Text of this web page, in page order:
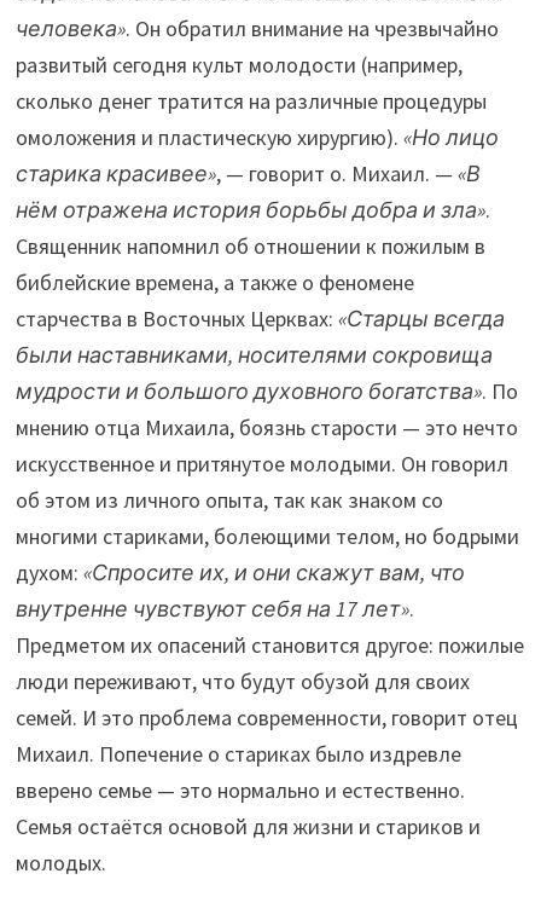
человека». Он обратил внимание на чрезвычайно
развитый сегодня культ молодости (например,
сколько денег тратится на различные процедуры
омоложения и пластическую хирургию).«Но лицо
старика красивее», — говорит о. Михаил. —«В
нём отражена история борьбы добра и зла».
Священник напомнил об отношении к пожилым в
библейские времена, а также о феномене
старчества в Восточных Церквах:«Старцы всегда
были наставниками, носителями сокровища
мудрости и большого духовного богатства». По
мнению отца Михаила, боязнь старости — это нечто
искусственное и притянутое молодыми. Он говорил
об этом из личного опыта, так как знаком со
многими стариками, болеющими телом, но бодрыми
духом:«Спросите их, и они скажут вам, что
внутренне чувствуют себя на 17 лет».
Предметом их опасений становится другое: пожилые
люди переживают, что будут обузой для своих
семей. И это проблема современности, говорит отец
Михаил. Попечение о стариках было издревле
вверено семье — это нормально и естественно.
Семья остаётся основой для жизни и стариков и
молодых.